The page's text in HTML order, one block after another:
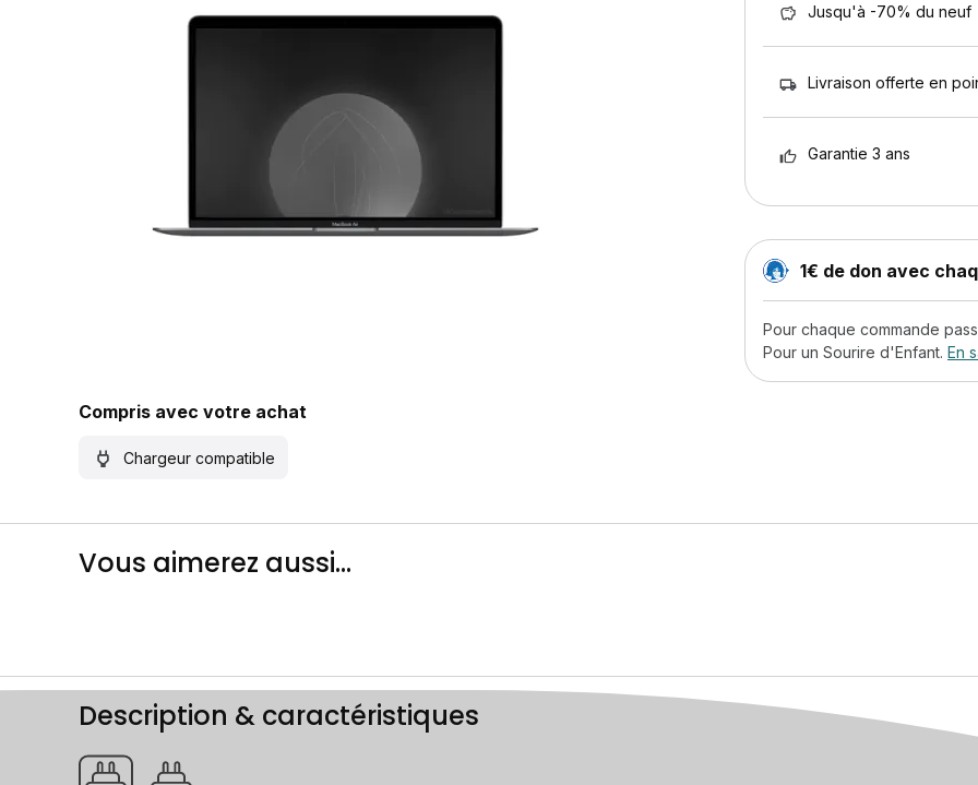
Compris avec votre achat
Chargeur compatible
Jusqu'à -70% du neuf
Livraison offerte en
Garantie 3 ans
1€ de don avec
Pour chaque commande
Pour un Sourire d'Enfant. En
Vous aimerez aussi...
Description & caractéristiques